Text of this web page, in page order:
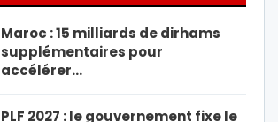
Maroc : 15 milliards de dirhams
supplémentaires pour
accélérer…
PLF 2027 : le gouvernement fixe le